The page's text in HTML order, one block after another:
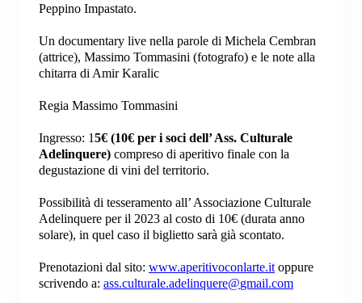
Peppino Impastato.
Un documentary live nella parole di Michela Cembran
(attrice), Massimo Tommasini (fotografo) e le note alla
chitarra di Amir Karalic
Regia Massimo Tommasini
Ingresso: 15€ (10€ per i soci dell’ Ass. Culturale
Adelinquere) compreso di aperitivo finale con la
degustazione di vini del territorio.
Possibilità di tesseramento all’ Associazione Culturale
Adelinquere per il 2023 al costo di 10€ (durata anno
solare), in quel caso il biglietto sarà già scontato.
Prenotazioni dal sito: www.aperitivoconlarte.it oppure
scrivendo a: ass.culturale.adelinquere@gmail.com